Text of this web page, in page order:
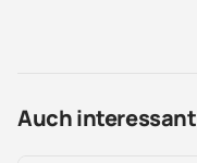
Auch interessant